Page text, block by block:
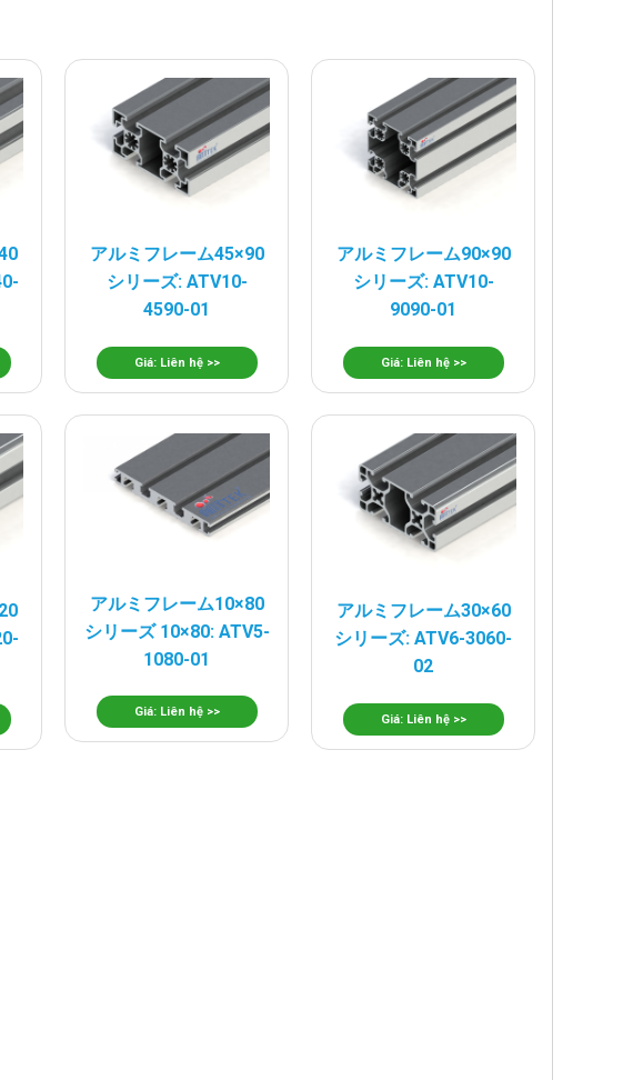
アルミフレーム45×90
シリーズ: ATV10-
4590-01
Giá: Liên hệ >>
アルミフレーム90×90
シリーズ: ATV10-
9090-01
Giá: Liên hệ >>
アルミフレーム10×80
シリーズ 10×80: ATV5-
1080-01
Giá: Liên hệ >>
アルミフレーム30×60
シリーズ: ATV6-3060-
02
Giá: Liên hệ >>